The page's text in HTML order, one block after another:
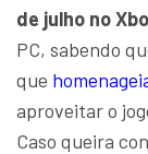
de julho no
PC, sabendo
que
aproveitar o
Caso queira